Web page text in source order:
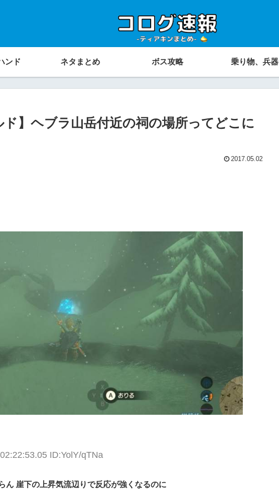
ンド ネタまとめ ボス攻略 乗り物、兵器
ド】ヘブラ山岳付近の祠の場所ってどこに
2017.05.02
ID:YolY/qTNa
ん 崖下の上昇気流辺りで反応が強くなるのに